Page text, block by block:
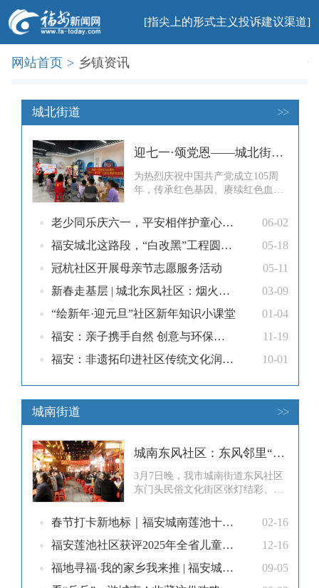
[指尖上的形式主义投诉建议渠道]
首页 新闻 社会
教育
网站首页 > 乡镇资讯
城北街道 >>
迎七一·颂党恩——城北街道前进社区红色主题教育活动圆满举行
为热烈庆祝中国共产党成立105周
年，传承红色基因、赓续红色血
国的真挚情怀。7月1日上午，由共
青团福安市委、福安市青少年宫、
城北街道前进社区党委及居委主
山海青年艺术团承办的“迎七一·颂
党恩”红色主题教育活动在前进社
区顺利开
老少同乐庆六一，平安相伴护童心——冠杭社区举办六一主题活动
06-02
福安城北这路段，“白改黑”工程圆满竣工
05-18
冠杭社区开展母亲节志愿服务活动
05-11
新春走基层 | 城北东凤社区：烟火同欢“百福宴” 民俗传情睦邻里
03-09
“绘新年·迎元旦”社区新年知识小课堂
01-04
福安：亲子携手自然 创意与环保同行
11-19
福安：非遗拓印进社区传统文化润童心
10-01
城南街道 >>
城南东风社区：东风邻里“百福宴” 欢聚一堂话温情
3月7日晚，我市城南街道东风社区
东门头民俗文化街区张灯结彩、暖
及商户欢聚一堂，共享传统“百福
宴”，共叙邻里情谊。活动当天，
街区沿线搭设起排排圆桌，居民们
安特色家常菜、传统风味佳肴依次
上桌，大家举杯互道祝福、闲话家
春节打卡新地标｜福安城南莲池十六个宝藏拍照点大公开！随手一拍就是大片
02-16
福安莲池社区获评2025年全省儿童友好社区
12-16
福地寻福·我的家乡我来推 | 福安城南的烟火气，从这一口小吃开始
09-05